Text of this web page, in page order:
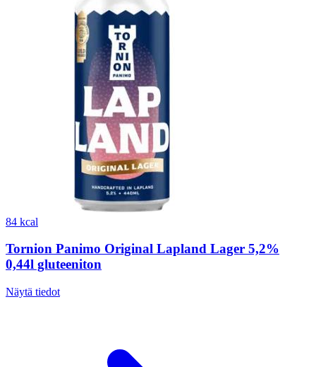
84 kcal
Tornion Panimo Original Lapland Lager 5,2%
0,44l gluteeniton
Näytä tiedot